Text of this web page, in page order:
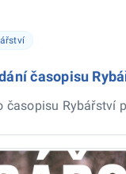
časopisu
časopisu Rybářství